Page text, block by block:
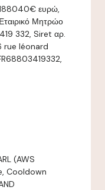
188040€ ευρώ,
Μητρώο
332, Siret αρ.
rue léonard
(AWS
Cooldown